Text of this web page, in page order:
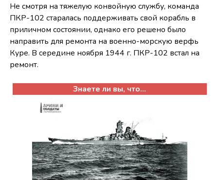
Не смотря на тяжелую конвойную службу, команда
ПКР-102 старалась поддерживать свой корабль в
приличном состоянии, однако его решено было
направить для ремонта на военно-морскую верфь
Куре. В середине ноября 1944 г. ПКР-102 встал на
ремонт.
Знаете ли вы, что...